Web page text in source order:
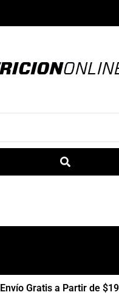
Envío Gratis a Partir de